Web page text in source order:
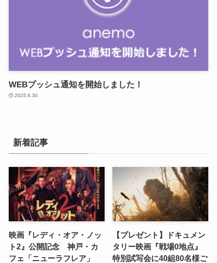
WEBプッシュ通知を開始しました！
2025.6.30
新着記事
映画『レディ・オア・ノッ
ト2』公開記念 神戸・カ
フェ「ニューラフレア」
【プレゼント】ドキュメン
タリー映画『戦場0地点』
特別試写会に40組80名様ご